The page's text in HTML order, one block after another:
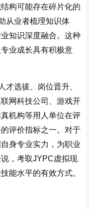
构可能存在碎片化的
从业者梳理知识体
知识深度融合。这种
业成长具有积极意
选拔、岗位晋升、
网科技公司、游戏开
机构等用人单位在评
评价指标之一。对于
身专业实力，为职业
，考取JYPC虚拟现
能水平的有效方式。